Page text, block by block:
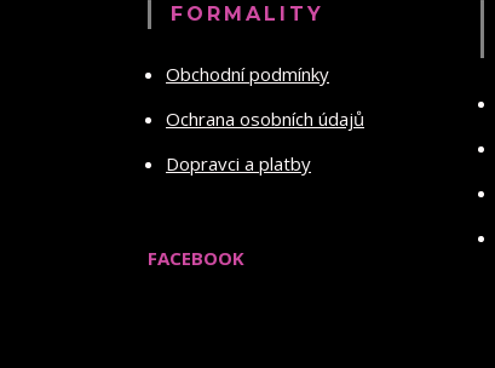
FORMALITY
Obchodní podmínky
Ochrana osobních údajů
Dopravci a platby
FACEBOOK